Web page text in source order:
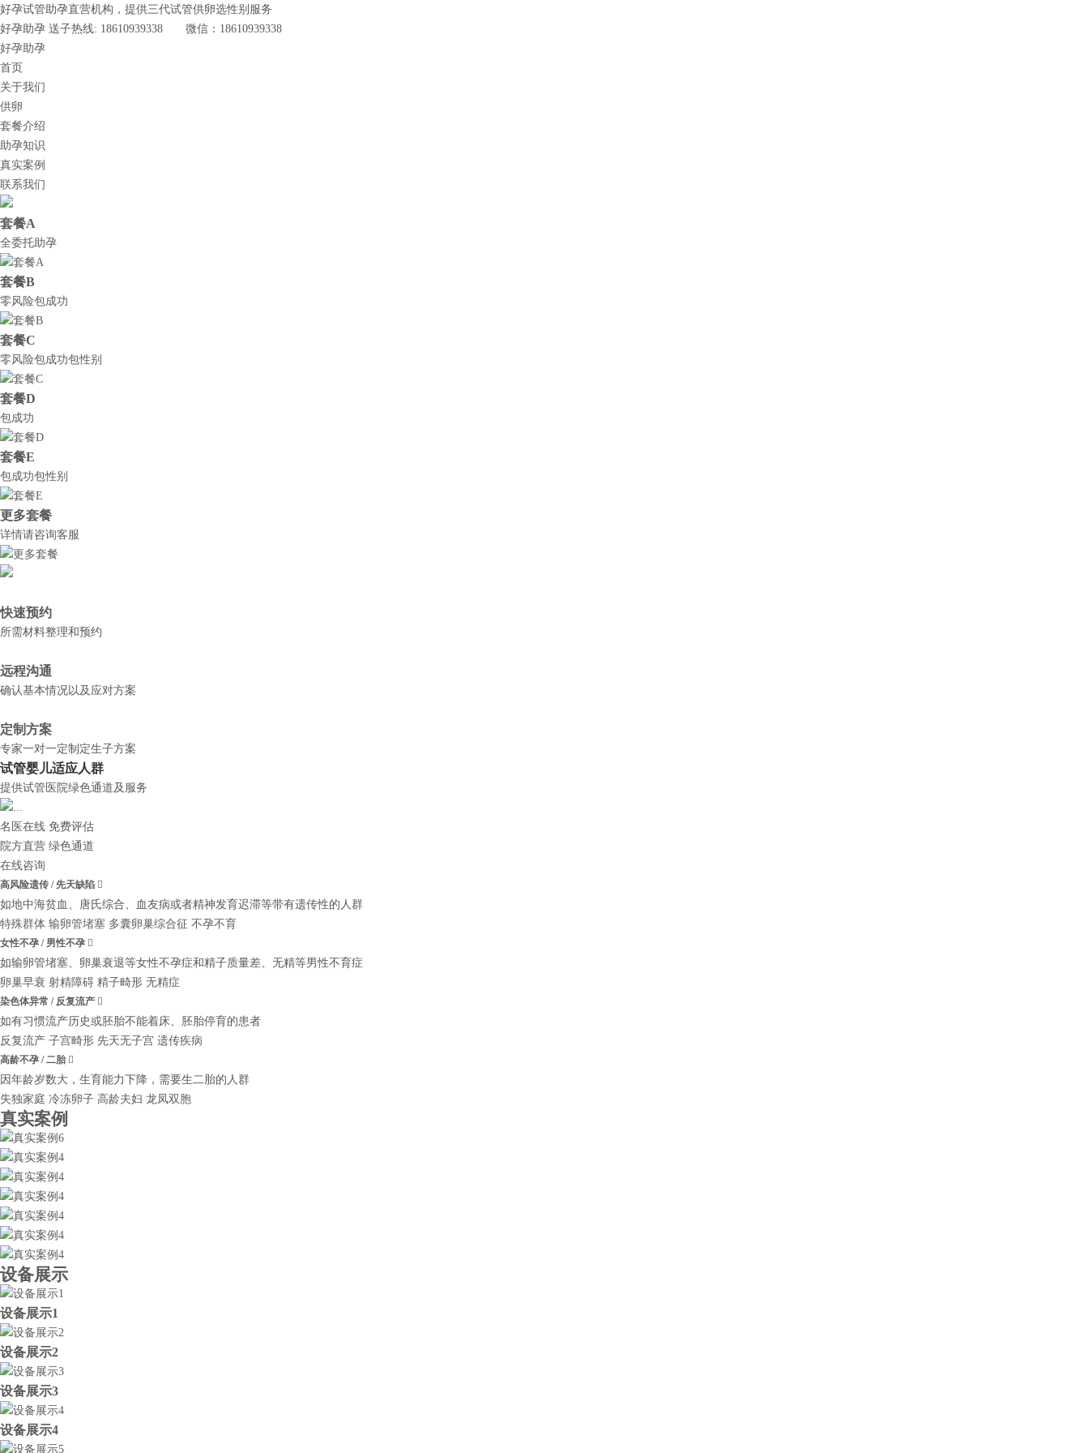
好孕试管助孕直营机构，提供三代试管供卵选性别服务
好孕助孕 送子热线: 18610939338 微信：18610939338
好孕助孕
首页
关于我们
供卵
套餐介绍
助孕知识
真实案例
联系我们
套餐A
全委托助孕
套餐B
零风险包成功
套餐C
零风险包成功包性别
套餐D
包成功
套餐E
包成功包性别
更多套餐
详情请咨询客服
快速预约
所需材料整理和预约
远程沟通
确认基本情况以及应对方案
定制方案
专家一对一定制定生子方案
试管婴儿适应人群
提供试管医院绿色通道及服务
名医在线 免费评估
院方直营 绿色通道
在线咨询
高风险遗传 / 先天缺陷 
如地中海贫血、唐氏综合、血友病或者精神发育迟滞等带有遗传性的人群
特殊群体 输卵管堵塞 多囊卵巢综合征 不孕不育
女性不孕 / 男性不孕 
如输卵管堵塞、卵巢衰退等女性不孕症和精子质量差、无精等男性不育症
卵巢早衰 射精障碍 精子畸形 无精症
染色体异常 / 反复流产 
如有习惯流产历史或胚胎不能着床、胚胎停育的患者
反复流产 子宫畸形 先天无子宫 遗传疾病
高龄不孕 / 二胎 
因年龄岁数大，生育能力下降，需要生二胎的人群
失独家庭 冷冻卵子 高龄夫妇 龙凤双胞
真实案例
设备展示
设备展示1
设备展示2
设备展示3
设备展示4